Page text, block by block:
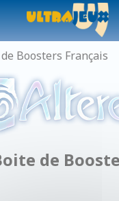
Boosters Français
de